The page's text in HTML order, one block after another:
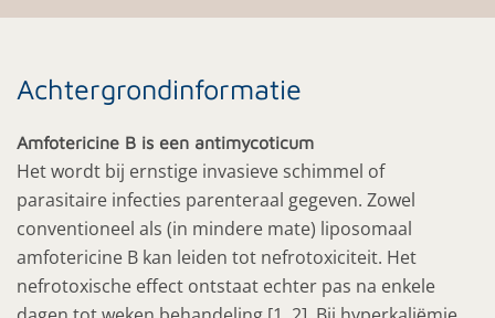
Achtergrondinformatie
Amfotericine B is een antimycoticum
Het wordt bij ernstige invasieve schimmel of
parasitaire infecties parenteraal gegeven. Zowel
conventioneel als (in mindere mate) liposomaal
amfotericine B kan leiden tot nefrotoxiciteit. Het
nefrotoxische effect ontstaat echter pas na enkele